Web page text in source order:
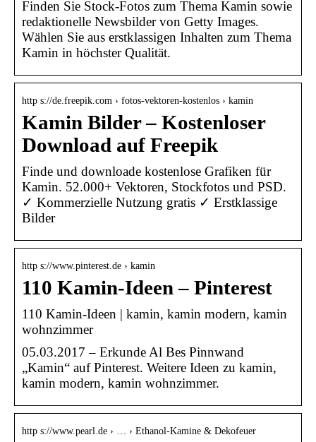
Finden Sie Stock-Fotos zum Thema Kamin sowie
redaktionelle Newsbilder von Getty Images.
Wählen Sie aus erstklassigen Inhalten zum Thema
Kamin in höchster Qualität.
http s://de.freepik.com › fotos-vektoren-kostenlos › kamin
Kamin Bilder – Kostenloser
Download auf Freepik
Finde und downloade kostenlose Grafiken für
Kamin. 52.000+ Vektoren, Stockfotos und PSD.
✓ Kommerzielle Nutzung gratis ✓ Erstklassige
Bilder
http s://www.pinterest.de › kamin
110 Kamin-Ideen – Pinterest
110 Kamin-Ideen | kamin, kamin modern, kamin
wohnzimmer
05.03.2017 – Erkunde Al Bes Pinnwand
„Kamin“ auf Pinterest. Weitere Ideen zu kamin,
kamin modern, kamin wohnzimmer.
http s://www.pearl.de › … › Ethanol-Kamine & Dekofeuer